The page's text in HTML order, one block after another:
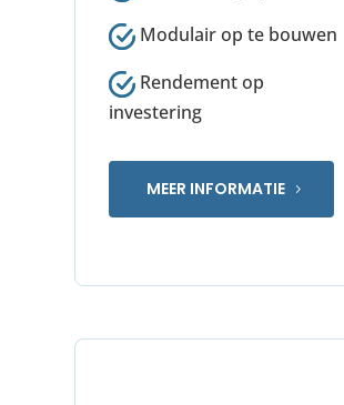
Modulair op te bouwen
Rendement op
investering
MEER INFORMATIE